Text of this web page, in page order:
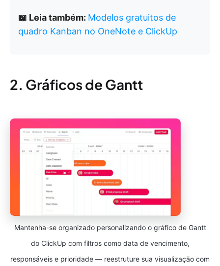
📖 Leia também: Modelos gratuitos de
quadro Kanban no OneNote e ClickUp
2. Gráficos de Gantt
Mantenha-se organizado personalizando o gráfico de Gantt
do ClickUp com filtros como data de vencimento,
responsáveis e prioridade — reestruture sua visualização com